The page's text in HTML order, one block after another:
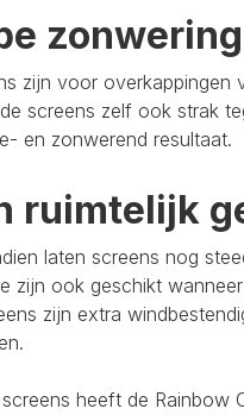
zijn voor overkappingen
screens zelf ook strak
en zonwerend resultaat.
ruimtelijk
laten screens nog
zijn ook geschikt
zijn extra
heeft de Rainbow